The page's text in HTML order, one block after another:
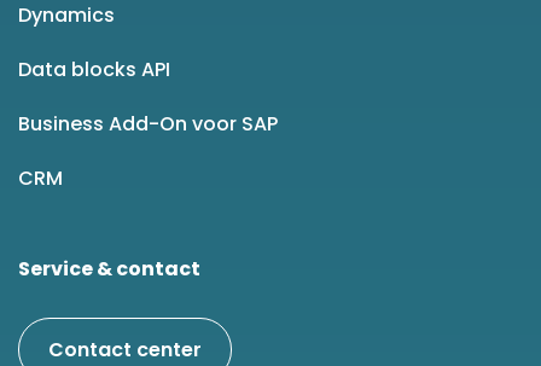
Dynamics
Data blocks API
Business Add-On voor SAP
CRM
Service & contact
Contact center